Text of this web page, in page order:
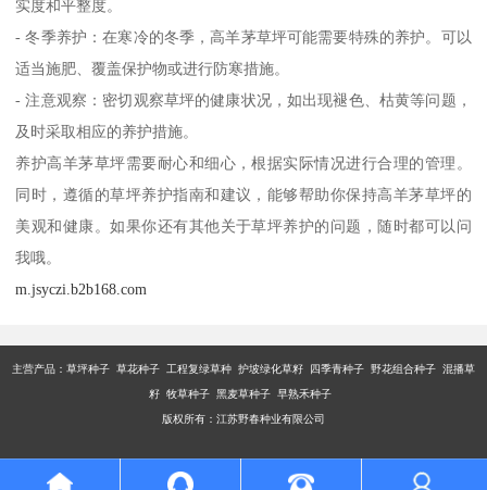
实度和平整度。
- 冬季养护：在寒冷的冬季，高羊茅草坪可能需要特殊的养护。可以
适当施肥、覆盖保护物或进行防寒措施。
- 注意观察：密切观察草坪的健康状况，如出现褪色、枯黄等问题，
及时采取相应的养护措施。
养护高羊茅草坪需要耐心和细心，根据实际情况进行合理的管理。
同时，遵循的草坪养护指南和建议，能够帮助你保持高羊茅草坪的
美观和健康。如果你还有其他关于草坪养护的问题，随时都可以问
我哦。
m.jsyczi.b2b168.com
主营产品： 草坪种子 草花种子 工程复绿草种 护坡绿化草籽 四季青种子 野花组合种子 混播草
籽 牧草种子 黑麦草种子 早熟禾种子
版权所有：江苏野春种业有限公司